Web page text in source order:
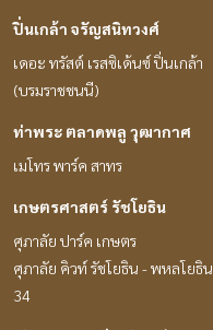
ปิ่นเกล้า จรัญสนิทวงศ์
เดอะ ทรัสต์ เรสซิเด้นซ์ ปิ่นเกล้า
(บรมราชชนนี)
ท่าพระ ตลาดพลู วุฒากาศ
เมโทร พาร์ค สาทร
เกษตรศาสตร์ รัชโยธิน
ศุภาลัย ปาร์ค เกษตร
ศุภาลัย คิวท์ รัชโยธิน - พหลโยธิน
34